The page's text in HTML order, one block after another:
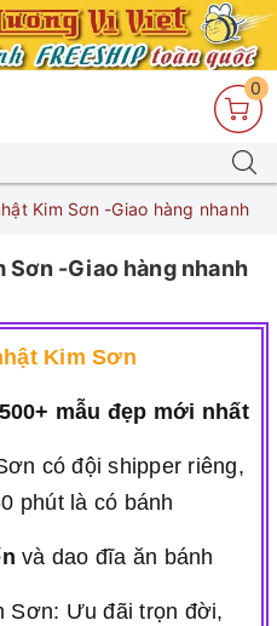
0
Kim Sơn -Giao hàng nhanh
Sơn -Giao hàng nhanh
Kim Sơn
mẫu đẹp mới nhất
có đội shipper riêng,
phút là có bánh
và dao đĩa ăn bánh
Sơn: Ưu đãi trọn đời,